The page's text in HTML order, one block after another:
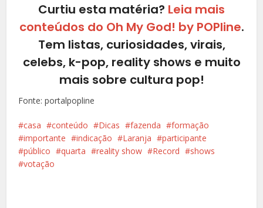
Curtiu esta matéria? Leia mais
conteúdos do Oh My God! by POPline.
Tem listas, curiosidades, virais,
celebs, k-pop, reality shows e muito
mais sobre cultura pop!
Fonte: portalpopline
casa conteúdo Dicas fazenda
formação
importante
indicação Laranja
participante
público
quarta reality show Record
shows
votação